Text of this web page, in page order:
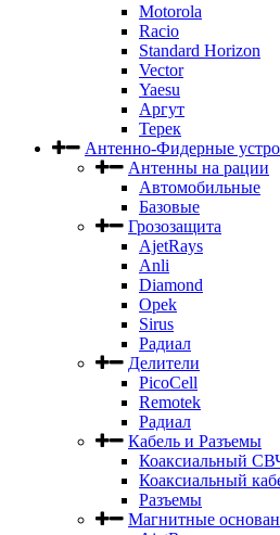
Motorola
Racio
Standard Horizon
Vector
Yaesu
Аргут
Терек
Антенно-Фидерные
Антенны на рации
Автомобильные
Базовые
Грозозащита
AjetRays
Anli
Diamond
Opek
Sirus
Радиал
Делители
PicoCell
Remotek
Радиал
Кабель и Разъемы
Коаксиальный
Коаксиальный
Разъемы
Магнитные